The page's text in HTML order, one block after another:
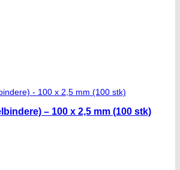
– 100 x 2,5 mm (100 stk)